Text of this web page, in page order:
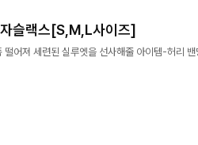
슬랙스[S,M,L사이즈]
떨어져 세련된 실루엣을 선사해줄 아이템-허리